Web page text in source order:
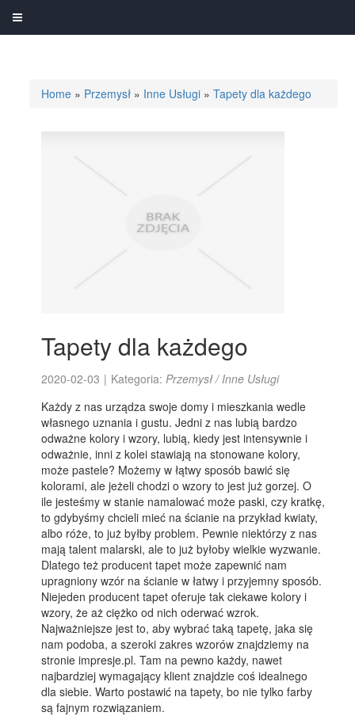
Home » Przemysł » Inne Usługi »Tapety dla każdego
Tapety dla każdego
2020-02-03 | Kategoria:Przemysł / Inne Usługi
Każdy z nas urządza swoje domy i mieszkania wedle
własnego uznania i gustu. Jedni z nas lubią bardzo
odważne kolory i wzory, lubią, kiedy jest intensywnie i
odważnie, inni z kolei stawiają na stonowane kolory,
może pastele? Możemy w łątwy sposób bawić się
kolorami, ale jeżeli chodzi o wzory to jest już gorzej. O
ile jesteśmy w stanie namalować może paski, czy kratkę,
to gdybyśmy chcieli mieć na ścianie na przykład kwiaty,
albo róże, to już byłby problem. Pewnie niektórzy z nas
mają talent malarski, ale to już byłoby wielkie wyzwanie.
Dlatego też producent tapet może zapewnić nam
upragniony wzór na ścianie w łatwy i przyjemny sposób.
Niejeden producent tapet oferuje tak ciekawe kolory i
wzory, że aż ciężko od nich oderwać wzrok.
Najważniejsze jest to, aby wybrać taką tapetę, jaka się
nam podoba, a szeroki zakres wzorów znajdziemy na
stronie impresje.pl. Tam na pewno każdy, nawet
najbardziej wymagający klient znajdzie coś idealnego
dla siebie. Warto postawić na tapety, bo nie tylko farby
są fajnym rozwiązaniem.